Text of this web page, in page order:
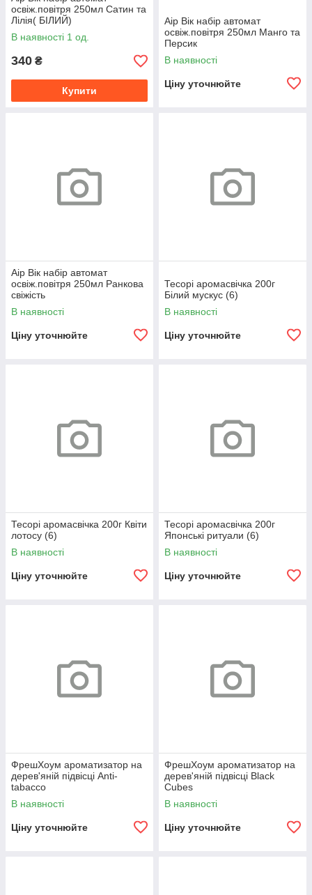
освіж.повітря 250мл Сатин та
Лілія( БІЛИЙ)
В наявності 1 од.
340 ₴
Купити
Аір Вік набір автомат
освіж.повітря 250мл Манго та
Персик
В наявності
Ціну уточнюйте
Аір Вік набір автомат
освіж.повітря 250мл Ранкова
свіжість
В наявності
Ціну уточнюйте
Тесорі аромасвічка 200г
Білий мускус (6)
В наявності
Ціну уточнюйте
Тесорі аромасвічка 200г Квіти
лотосу (6)
В наявності
Ціну уточнюйте
Тесорі аромасвічка 200г
Японські ритуали (6)
В наявності
Ціну уточнюйте
ФрешХоум ароматизатор на
дерев'яній підвісці Anti-
tabacco
В наявності
Ціну уточнюйте
ФрешХоум ароматизатор на
дерев'яній підвісці Black
Cubes
В наявності
Ціну уточнюйте